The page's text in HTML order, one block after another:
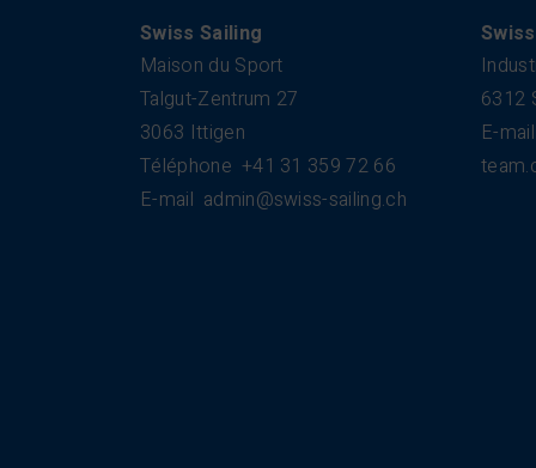
Swiss Sailing
Maison du Sport
Talgut-Zentrum 27
3063 Ittigen
Téléphone +41 31 359 72 66
E-mail admin@swiss-sailing.ch
6312
E-mail